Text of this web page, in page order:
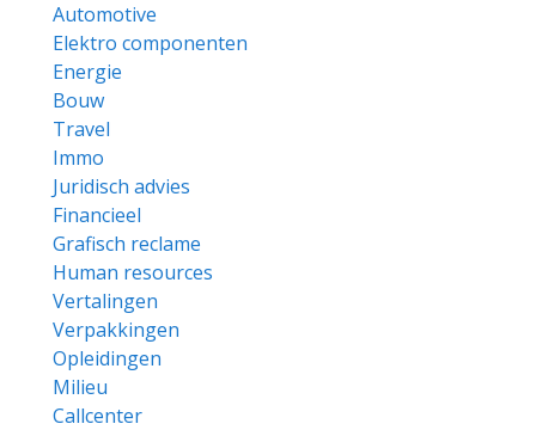
Automotive
Elektro componenten
Energie
Bouw
Travel
Immo
Juridisch advies
Financieel
Grafisch reclame
Human resources
Vertalingen
Verpakkingen
Opleidingen
Milieu
Callcenter